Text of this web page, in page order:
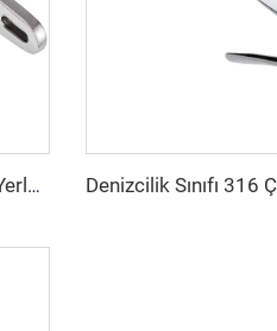
Denizci Standartı 316 Çelikli Bot Delta Stili Yerleşim Ankörü